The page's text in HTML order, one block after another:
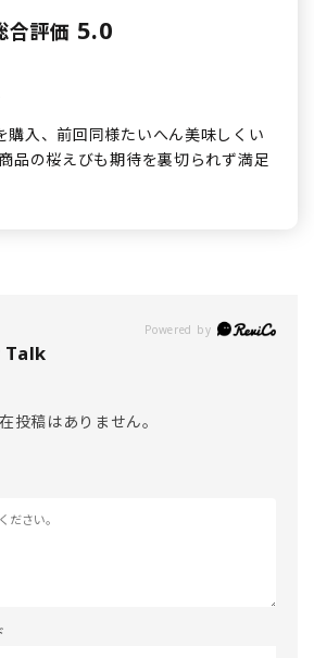
合評価 5.0
購入、前回同様たいへん美味しくい
品の桜えびも期待を裏切られず満足
Powered by
投稿はありません。